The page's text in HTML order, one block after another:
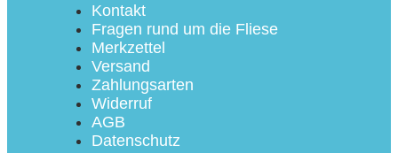
Kontakt
Fragen rund um die Fliese
Merkzettel
Versand
Zahlungsarten
Widerruf
AGB
Datenschutz